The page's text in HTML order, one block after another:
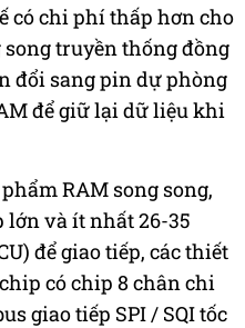
có chi phí thấp hơn cho
song truyền thống đồng
đổi sang pin dự phòng
để giữ lại dữ liệu khi
RAM song song,
và ít nhất 26-35
để giao tiếp, các thiết
có chip 8 chân chi
giao tiếp SPI / SQI tốc